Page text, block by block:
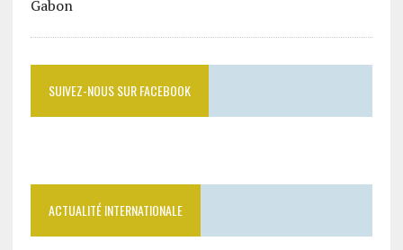
SUIVEZ-NOUS SUR FACEBOOK
ACTUALITÉ INTERNATIONALE